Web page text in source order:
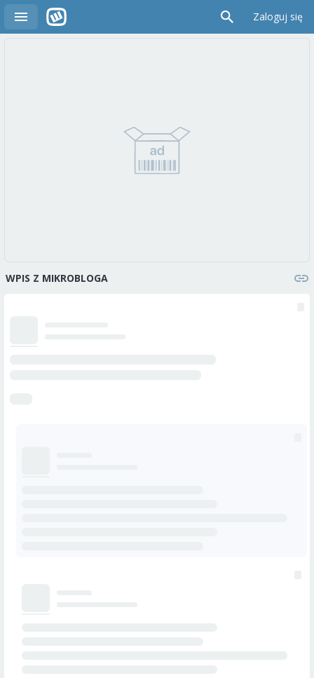
Zaloguj się
WPIS Z MIKROBLOGA